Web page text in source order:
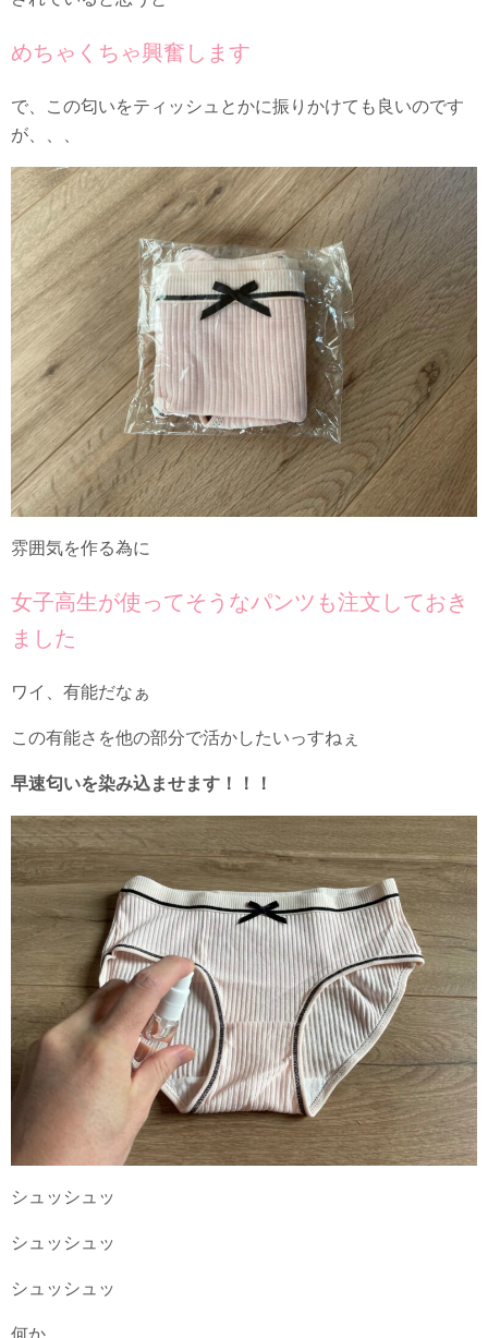
めちゃくちゃ興奮します
で、この匂いをティッシュとかに振りかけても良いのです
が、、、
雰囲気を作る為に
女子高生が使ってそうなパンツも注文しておき
ました
ワイ、有能だなぁ
この有能さを他の部分で活かしたいっすねぇ
早速匂いを染み込ませます！！！
シュッシュッ
シュッシュッ
シュッシュッ
何か、、、